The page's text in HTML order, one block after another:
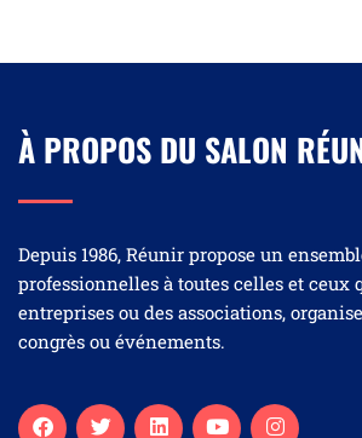
À PROPOS DU SALON
Depuis 1986, Réunir propose un
professionnelles à toutes celles et ceux
entreprises ou des associations,
congrès ou événements.